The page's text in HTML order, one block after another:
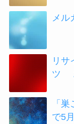
メル
リサ
ツ
「
で5